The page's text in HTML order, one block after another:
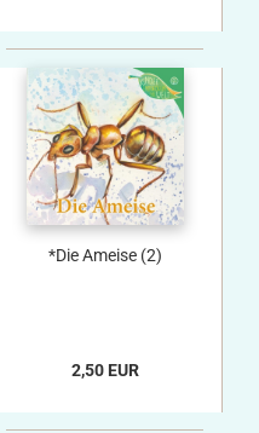
*Die Ameise (2)
2,50 EUR